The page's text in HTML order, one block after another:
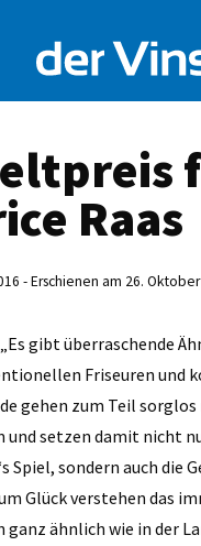
Raas
- Erschienen am 26.
gibt über­raschende
Friseuren und
gehen zum Teil
und setzen damit nicht
Spiel, sondern auch die
Glück verstehen das
ganz ähnlich wie in der